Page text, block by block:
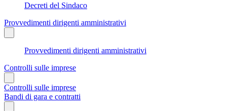
Decreti del Sindaco
Provvedimenti dirigenti amministrativi
Provvedimenti dirigenti amministrativi
Controlli sulle imprese
Controlli sulle imprese
Bandi di gara e contratti